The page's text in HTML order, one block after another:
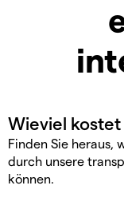
Finden Sie heraus,
durch unsere
können.